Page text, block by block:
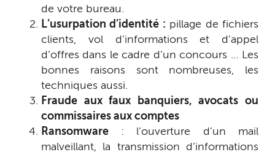
de votre bureau.
L’usurpation d’identité : pillage de fichiers
clients, vol d’informations et d’appel
d’offres dans le cadre d’un concours … Les
bonnes raisons sont nombreuses, les
techniques aussi.
Fraude aux faux banquiers, avocats ou
commissaires aux comptes
Ransomware
: l’ouverture d’un mail
malveillant, la transmission d’informations